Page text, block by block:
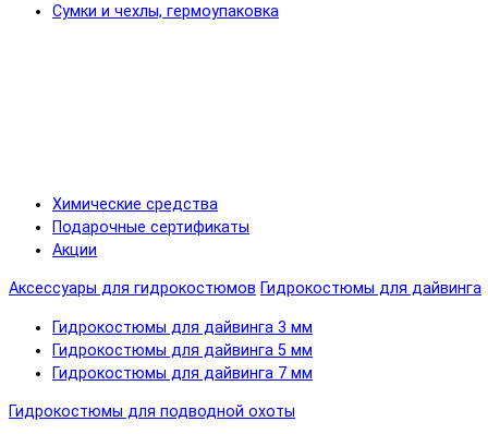
Сумки и чехлы, гермоупаковка
Химические средства
Подарочные сертификаты
Акции
Аксессуары для гидрокостюмов Гидрокостюмы для дайвинга
Гидрокостюмы для дайвинга 3 мм
Гидрокостюмы для дайвинга 5 мм
Гидрокостюмы для дайвинга 7 мм
Гидрокостюмы для подводной охоты